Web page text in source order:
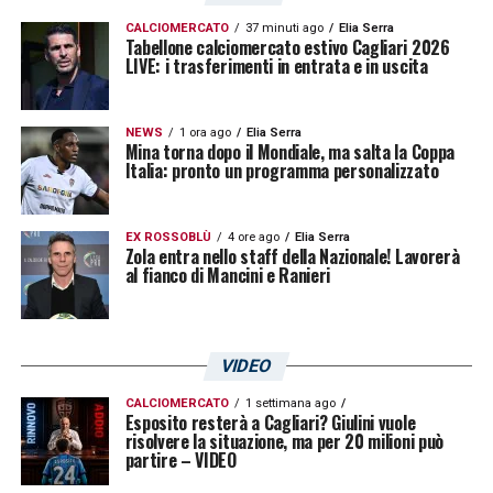
partita in
Serie Arisale a tre anni fa,Lazio-
Parma, se non ricordo male. La Serie A la
ritrovo competitiva, soprattutto per noi che
dobbiamo salvarci ogni partita sarà difficile.
Mi aspettavo di tornarci a giocare. Dopo
Parma avevo diverse richieste dalla Serie A,
ma ho scelto di fare l’esperienza in
Inghilterra con ilWatford. Con il fallimento
del Parma sono dovuto restare a casa per un
po’ finché non è arrivata l’opportunità
campagna acquisti importante. Abbiamo
preso 4-5 giocatori di qualità. Il nostro
CALCIOMERCATO 37 minuti ago Elia Serra
Tabellone calciomercato estivo Cagliari 2026
LIVE: i trasferimenti in entrata e in uscita
NEWS 1 ora ago Elia Serra
Mina torna dopo il Mondiale, ma salta la Coppa
Italia: pronto un programma personalizzato
EX ROSSOBLÙ 4 ore ago Elia Serra
Zola entra nello staff della Nazionale! Lavorerà
al fianco di Mancini e Ranieri
VIDEO
CALCIOMERCATO 1 settimana ago
Esposito resterà a Cagliari? Giulini vuole
risolvere la situazione, ma per 20 milioni può
partire – VIDEO